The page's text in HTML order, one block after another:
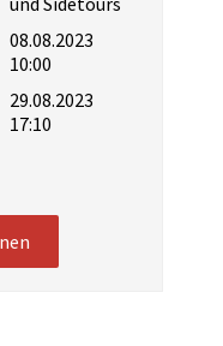
08.08.2023
10:00
29.08.2023
17:10